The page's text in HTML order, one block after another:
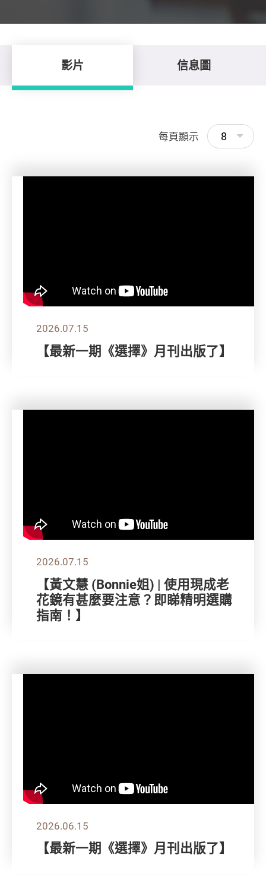
影片 信息圖
每頁顯示 8
2026.07.15
【最新一期《選擇》月刊出版了】
2026.07.15
【黃文慧 (Bonnie姐) | 使用現成老
花鏡有甚麼要注意？即睇精明選購
指南！】
2026.06.15
【最新一期《選擇》月刊出版了】